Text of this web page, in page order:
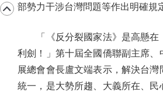
部勢力干涉台灣問題等作出明確規
「《反分裂國家法》是高懸在
利劍！」第十屆全國僑聯副主席、
展總會會長盧文端表示，解決台灣
統一，是大勢所趨、大義所在、民